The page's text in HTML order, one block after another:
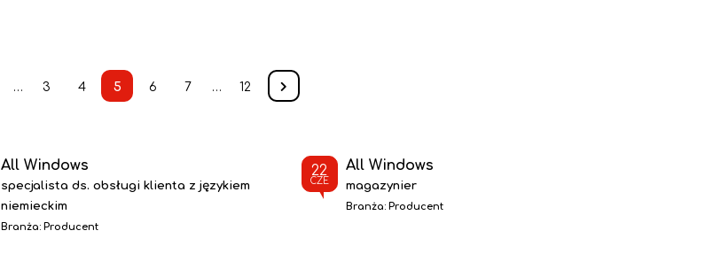
… 3 4 5 6 7 … 12
All Windows
specjalista ds. obsługi klienta z językiem
niemieckim
Branża:Producent
22
CZE
All Windows
magazynier
Branża:Producent